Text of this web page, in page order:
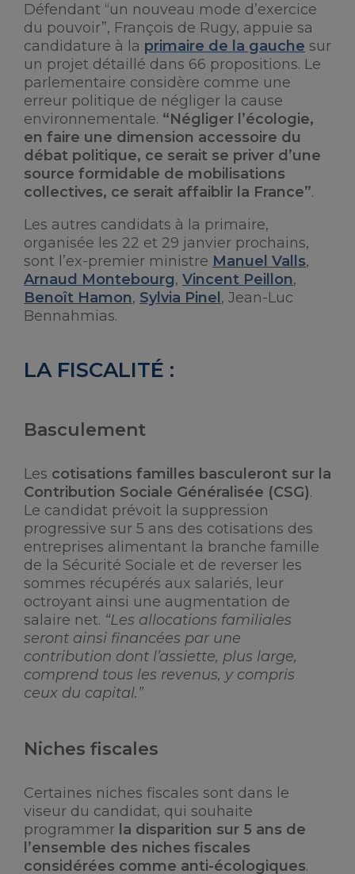
Défendant “un nouveau mode d’exercice
du pouvoir”, François de Rugy, appuie sa
candidature à la primaire de la gauche sur
un projet détaillé dans 66 propositions. Le
parlementaire considère comme une
erreur politique de négliger la cause
environnementale. “Négliger l’écologie,
en faire une dimension accessoire du
débat politique, ce serait se priver d’une
source formidable de mobilisations
collectives, ce serait affaiblir la France”.
Les autres candidats à la primaire,
organisée les 22 et 29 janvier prochains,
sont l’ex-premier ministre Manuel Valls,
Arnaud Montebourg, Vincent Peillon,
Benoît Hamon, Sylvia Pinel , Jean-Luc
Bennahmias.
LA FISCALITÉ :
Basculement
Les cotisations familles basculeront sur la
Contribution Sociale Généralisée (CSG).
Le candidat prévoit la suppression
progressive sur 5 ans des cotisations des
entreprises alimentant la branche famille
de la Sécurité Sociale et de reverser les
sommes récupérés aux salariés, leur
octroyant ainsi une augmentation de
salaire net. “Les allocations familiales
seront ainsi financées par une
contribution dont l’assiette, plus large,
comprend tous les revenus, y compris
ceux du capital.”
Niches fiscales
Certaines niches fiscales sont dans le
viseur du candidat, qui souhaite
programmer la disparition sur 5 ans de
l’ensemble des niches fiscales
considérées comme anti-écologiques.